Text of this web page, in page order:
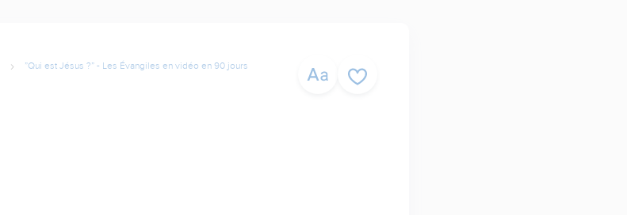
”Qui est Jésus ?” - Les Évangiles en vidéo en 90 jours